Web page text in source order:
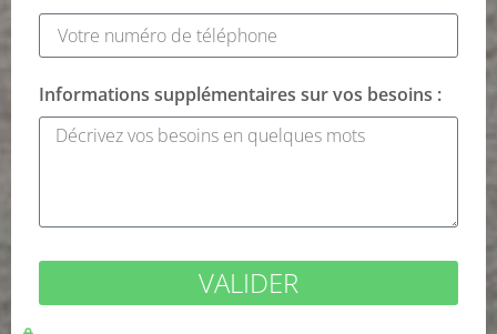
Informations supplémentaires sur vos besoins :
VALIDER